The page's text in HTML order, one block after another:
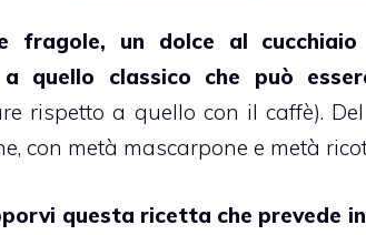
fragole, un dolce al
a quello classico che può
rispetto a quello con il caffè).
, con metà mascarpone e metà
questa ricetta che prevede